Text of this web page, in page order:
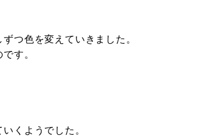
つ色を変えていきました。
す。
くようでした。